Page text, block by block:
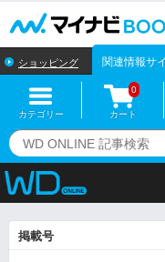
ショッピング 関連情報サ
カテゴリー カート
0
掲載号